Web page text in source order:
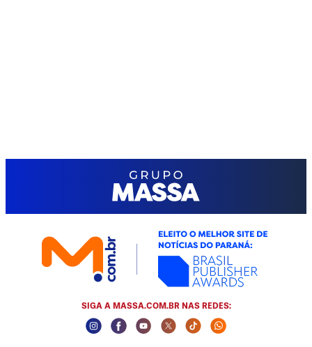
SIGA A MASSA.COM.BR NAS REDES:
Instagram Social Media
Facebook Social Media
Youtube Social Media
Twitter Social Media
Tiktok Social Media
Whatsapp